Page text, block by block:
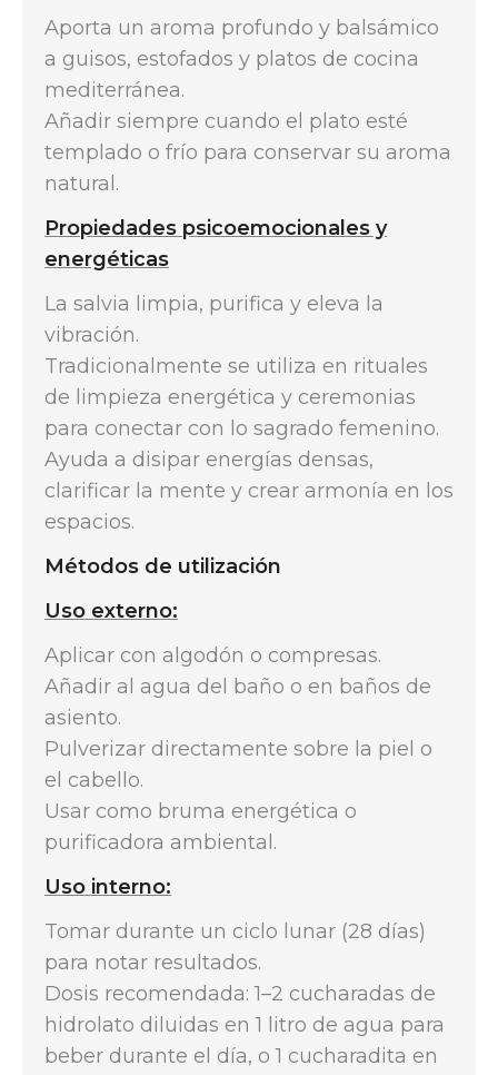
Aporta un aroma profundo y balsámico
a guisos, estofados y platos de cocina
mediterránea.
Añadir siempre cuando el plato esté
templado o frío para conservar su aroma
natural.
Propiedades psicoemocionales y
energéticas
La salvia limpia, purifica y eleva la
vibración.
Tradicionalmente se utiliza en rituales
de limpieza energética y ceremonias
para conectar con lo sagrado femenino.
Ayuda a disipar energías densas,
clarificar la mente y crear armonía en los
espacios.
Métodos de utilización
Uso externo:
Aplicar con algodón o compresas.
Añadir al agua del baño o en baños de
asiento.
Pulverizar directamente sobre la piel o
el cabello.
Usar como bruma energética o
purificadora ambiental.
Uso interno:
Tomar durante un ciclo lunar (28 días)
para notar resultados.
Dosis recomendada: 1–2 cucharadas de
hidrolato diluidas en 1 litro de agua para
beber durante el día, o 1 cucharadita en